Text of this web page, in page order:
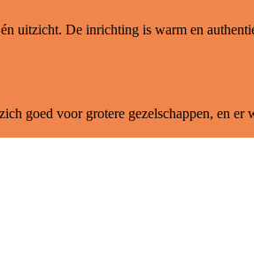
uitzicht. De inrichting is warm en
goed voor grotere gezelschappen, en